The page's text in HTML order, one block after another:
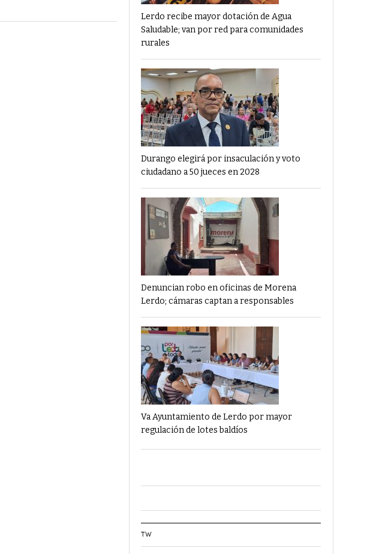
Lerdo recibe mayor dotación de Agua
Saludable; van por red para comunidades
rurales
Durango elegirá por insaculación y voto
ciudadano a 50 jueces en 2028
Denuncian robo en oficinas de Morena
Lerdo; cámaras captan a responsables
Va Ayuntamiento de Lerdo por mayor
regulación de lotes baldíos
TW